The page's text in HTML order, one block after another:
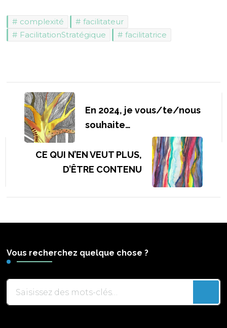
complexité
facilitateur
FacilitationStratégique
facilitatrice
Navigation
d'article
En 2024, je vous/te/nous
souhaite…
CE QUI N’EN VEUT PLUS,
D’ÊTRE CONTENU
Vous recherchez quelque chose ?